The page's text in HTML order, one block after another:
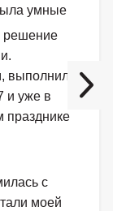
умные
решение
выполнила
и уже в
празднике
с
моей